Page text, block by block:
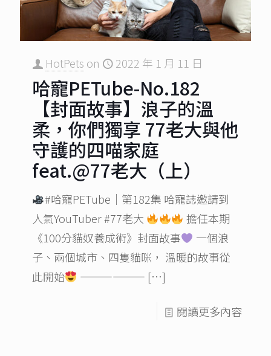
HotPets on 2022 年 1 月 11 日
哈寵PETube-No.182
【封面故事】浪子的溫
柔，你們獨享 77老大與他
守護的四喵家庭
feat.@77老大（上）
#哈寵PETube​｜第182集 哈寵誌邀請到
人氣YouTuber #77老大
擔任本期
《100分貓奴養成術》封面故事
一個浪
子、兩個城市、四隻貓咪， 溫暖的故事從
此開始
—————— […]
閱讀更多內容